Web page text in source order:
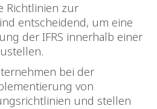
Richtlinien zur
entscheidend, um eine
der IFRS innerhalb einer
bei der
von
und stellen